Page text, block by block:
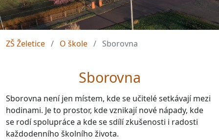
ZŠ Želetice O škole Sborovna
Sborovna
Sborovna není jen místem, kde se učitelé setkávají mezi
hodinami. Je to prostor, kde vznikají nové nápady, kde
se rodí spolupráce a kde se sdílí zkušenosti i radosti
každodenního školního života.